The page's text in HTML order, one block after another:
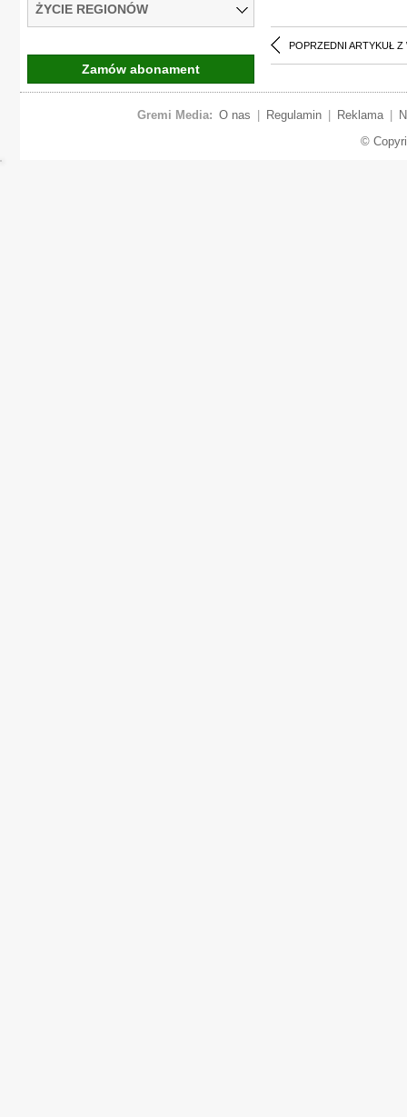
POPRZEDNI ARTYKUŁ Z
ŻYCIE REGIONÓW
Zamów abonament
Gremi Media: O nas Regulamin Reklama
©